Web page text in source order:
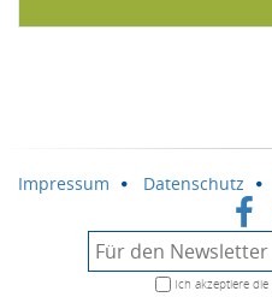
Impressum Datenschutz
Ich akzeptiere die